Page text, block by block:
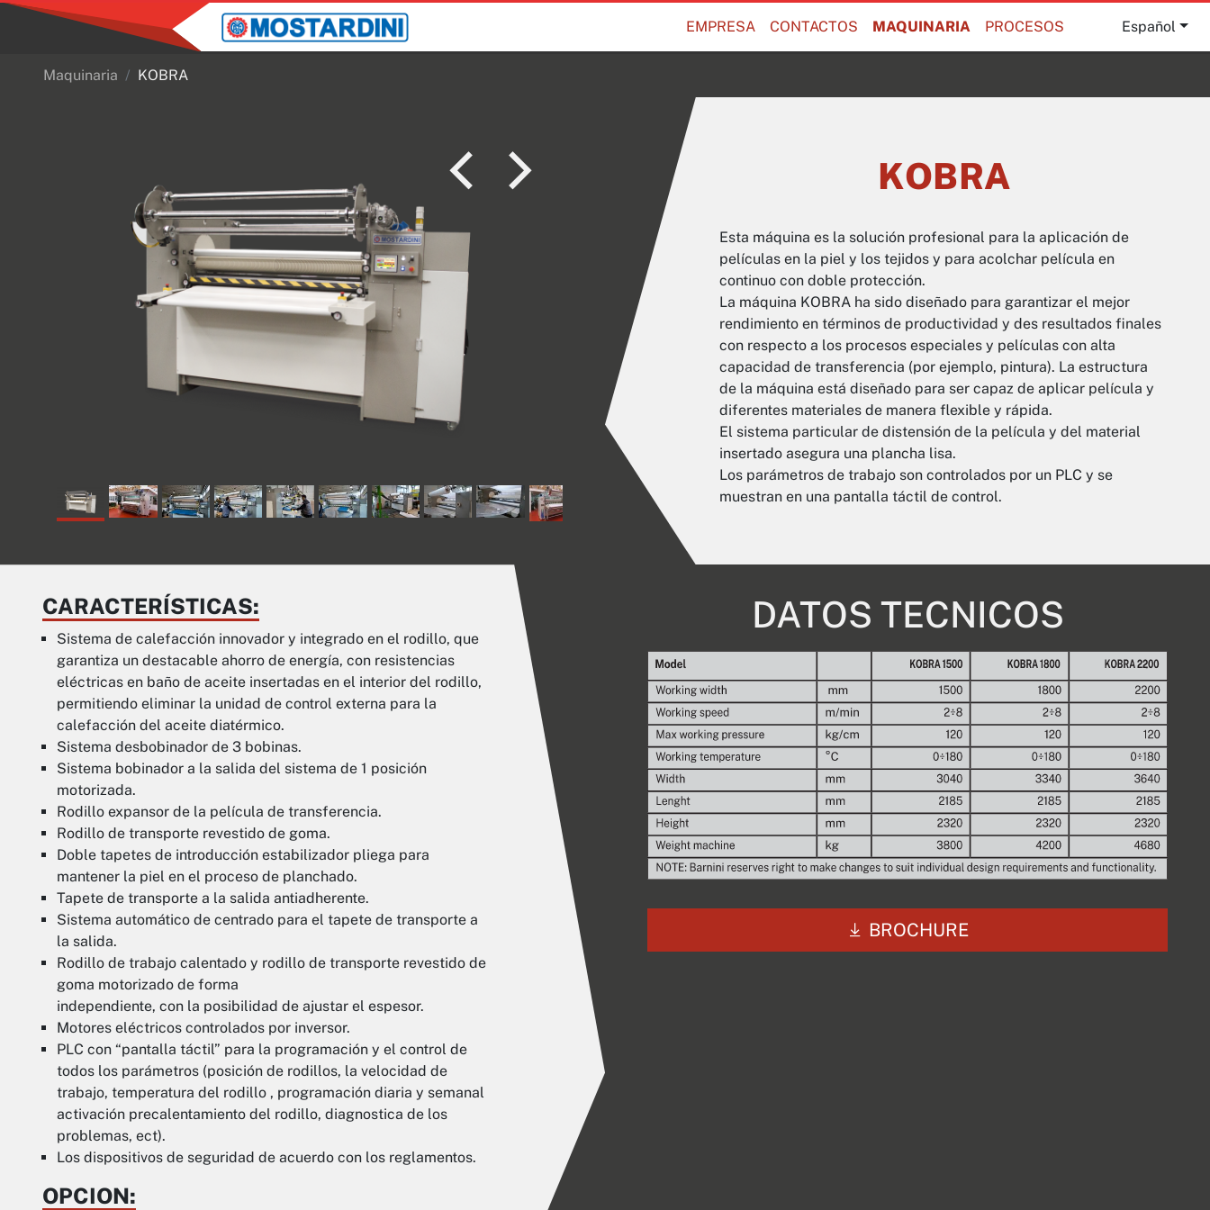
EMPRESA CONTACTOS MAQUINARIA PROCESOS Español
Maquinaria KOBRA
KOBRA
Esta máquina es la solución profesional para la aplicación de
películas en la piel y los tejidos y para acolchar película en
continuo con doble protección.
La máquina KOBRA ha sido diseñado para garantizar el mejor
rendimiento en términos de productividad y des resultados finales
con respecto a los procesos especiales y películas con alta
capacidad de transferencia (por ejemplo, pintura). La estructura
de la máquina está diseñado para ser capaz de aplicar película y
diferentes materiales de manera flexible y rápida.
El sistema particular de distensión de la película y del material
insertado asegura una plancha lisa.
Los parámetros de trabajo son controlados por un PLC y se
muestran en una pantalla táctil de control.
CARACTERÍSTICAS:
Sistema de calefacción innovador y integrado en el rodillo, que
garantiza un destacable ahorro de energía, con resistencias
eléctricas en baño de aceite insertadas en el interior del rodillo,
permitiendo eliminar la unidad de control externa para la
calefacción del aceite diatérmico.
Sistema desbobinador de 3 bobinas.
Sistema bobinador a la salida del sistema de 1 posición
motorizada.
Rodillo expansor de la película de transferencia.
Rodillo de transporte revestido de goma.
Doble tapetes de introducción estabilizador pliega para
mantener la piel en el proceso de planchado.
Tapete de transporte a la salida antiadherente.
Sistema automático de centrado para el tapete de transporte a
la salida.
Rodillo de trabajo calentado y rodillo de transporte revestido de
goma motorizado de forma
independiente, con la posibilidad de ajustar el espesor.
Motores eléctricos controlados por inversor.
PLC con “pantalla táctil” para la programación y el control de
todos los parámetros (posición de rodillos, la velocidad de
trabajo, temperatura del rodillo , programación diaria y semanal
activación precalentamiento del rodillo, diagnostica de los
problemas, ect).
Los dispositivos de seguridad de acuerdo con los reglamentos.
OPCION:
DATOS TECNICOS
BROCHURE